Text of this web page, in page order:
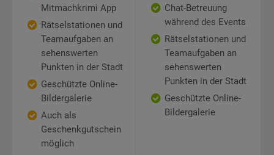
Mitmachkrimi App
Rätselstationen und
Teamaufgaben an
sehenswerten
Punkten in der Stadt
Geschützte Online-
Bildergalerie
Auch als
Geschenkgutschein
möglich
Chat-Betreuung
während des Events
Rätselstationen und
Teamaufgaben an
sehenswerten
Punkten in der Stadt
Geschützte Online-
Bildergalerie